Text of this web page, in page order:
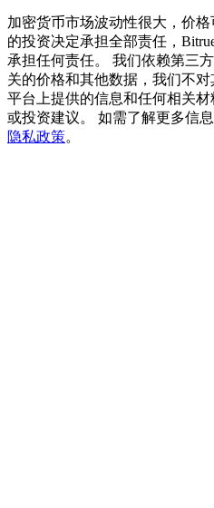
充值CASHCAT & 赢取
瓜分 500000 CASHCAT 獎
加密货币市场波动性很大，价
的投资决定承担全部责任，
承担任何责任。 我们依赖第三
关的价格和其他数据，我们不
平台上提供的信息和任何相关
或投资建议。 如需了解更多信
隐私政策。